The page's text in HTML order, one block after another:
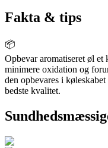
Fakta & tips
📦
Opbevar aromatiseret øl
minimere oxidation og
den opbevares i
bedste kvalitet.